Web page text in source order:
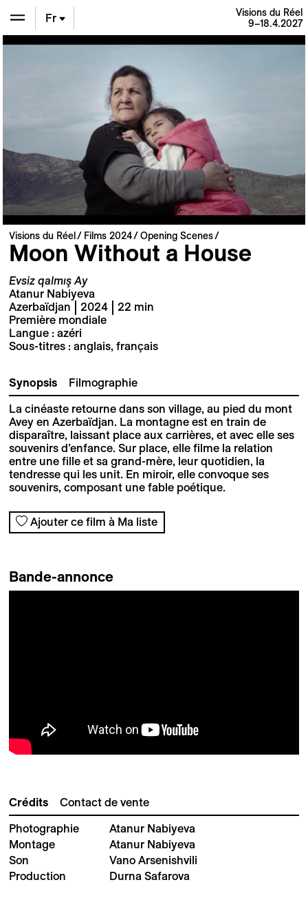
Fr
Visions du Réel
9–18.4.2027
Visions du Réel Films 2024 Opening Scenes
Moon Without a House
Evsiz qalmış Ay
Atanur Nabiyeva
Azerbaïdjan | 2024 | 22 min
Première mondiale
Langue : azéri
Sous-titres : anglais, français
Synopsis Filmographie
La cinéaste retourne dans son village, au pied du mont
Avey en Azerbaïdjan. La montagne est en train de
disparaître, laissant place aux carrières, et avec elle ses
souvenirs d’enfance. Sur place, elle filme la relation
entre une fille et sa grand-mère, leur quotidien, la
tendresse qui les unit. En miroir, elle convoque ses
souvenirs, composant une fable poétique.
Ajouter ce film à Ma liste
Bande-annonce
Crédits Contact de vente
Photographie
Atanur Nabiyeva
Montage
Atanur Nabiyeva
Son
Vano Arsenishvili
Production
Durna Safarova